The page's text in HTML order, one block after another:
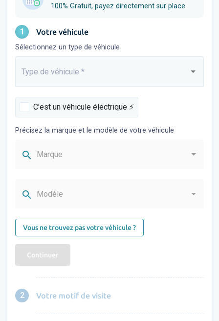
100% Gratuit, payez directement sur place
1 Votre véhicule
Sélectionnez un type de véhicule
Saisissez...
Type de véhicule *
C'est un véhicule électrique ⚡️
Précisez la marque et le modèle de votre véhicule
search Marque
search Modèle
Vous ne trouvez pas votre véhicule ?
Continuer
2 Votre motif de visite